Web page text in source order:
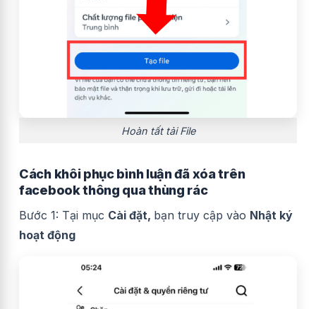
Hoàn tất tải File
Cách khôi phục bình luận đã xóa trên
facebook thông qua thùng rác
Bước 1: Tại mục Cài đặt, bạn truy cập vào Nhật ký
hoạt động